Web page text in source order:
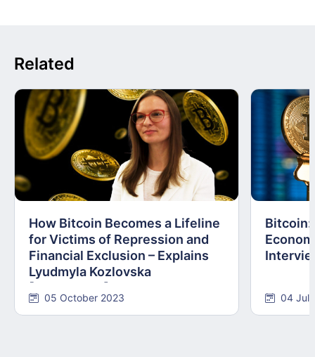
Related
How Bitcoin Becomes a Lifeline
for Victims of Repression and
Financial Exclusion – Explains
Lyudmyla Kozlovska
05 October 2023
Bitcoin:
04